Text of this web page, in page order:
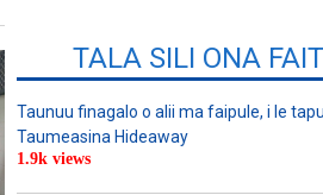
TALA SILI ONA
Taunuu finagalo o alii ma faipule, i le
Taumeasina Hideaway
1.9k views